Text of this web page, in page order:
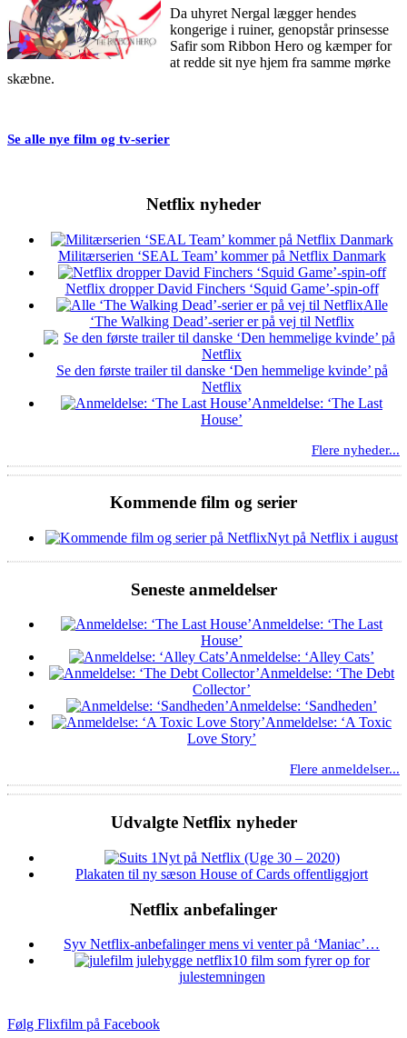
Da uhyret Nergal lægger hendes
kongerige i ruiner, genopstår prinsesse
Safir som Ribbon Hero og kæmper for
at redde sit nye hjem fra samme mørke
skæbne.
Se alle nye film og tv-serier
Netflix nyheder
Militærserien ‘SEAL Team’ kommer på Netflix Danmark
Netflix dropper David Finchers ‘Squid Game’-spin-off
Alle
‘The Walking Dead’-serier er på vej til Netflix
Se den første trailer til danske ‘Den hemmelige kvinde’ på
Netflix
Anmeldelse: ‘The Last
House’
Flere nyheder...
Kommende film og serier
Nyt på Netflix i august
Seneste anmeldelser
Anmeldelse: ‘The Last
House’
Anmeldelse: ‘Alley Cats’
Anmeldelse: ‘The Debt
Collector’
Anmeldelse: ‘Sandheden’
Anmeldelse: ‘A Toxic
Love Story’
Flere anmeldelser...
Udvalgte Netflix nyheder
Nyt på Netflix (Uge 30 – 2020)
Plakaten til ny sæson House of Cards offentliggjort
Netflix anbefalinger
Syv Netflix-anbefalinger mens vi venter på ‘Maniac’…
10 film som fyrer op for
julestemningen
Følg Flixfilm på Facebook